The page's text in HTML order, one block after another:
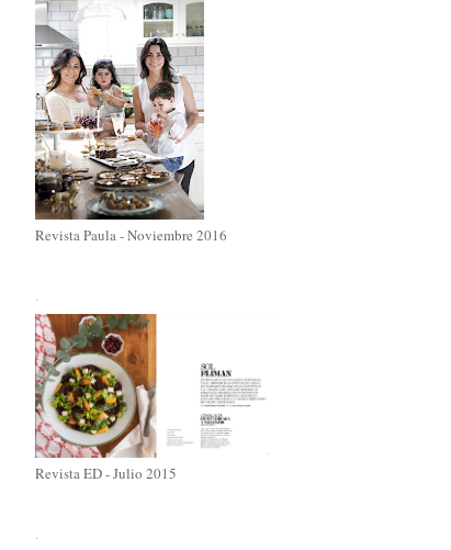
Revista Paula - Noviembre 2016
.
Revista ED - Julio 2015